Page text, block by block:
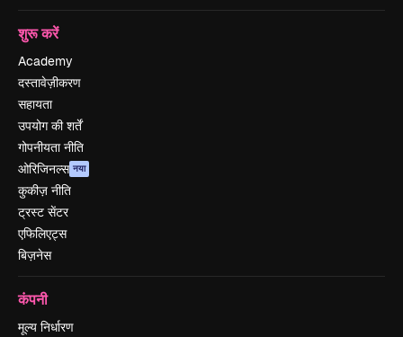
शुरू करें
Academy
दस्तावेज़ीकरण
सहायता
उपयोग की शर्तें
गोपनीयता नीति
ओरिजिनल्स नया
कुकीज़ नीति
ट्रस्ट सेंटर
एफिलिएट्स
बिज़नेस
कंपनी
मूल्य निर्धारण